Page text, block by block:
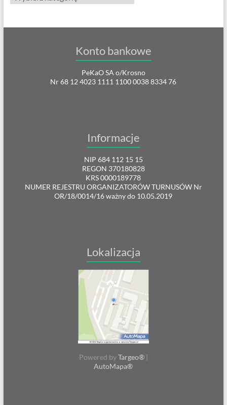
Konto bankowe
PeKaO SA o/Krosno
Nr 68 12 4023 1111 1100 0038 8334 76
Informacje
NIP 684 112 15 15
REGON 370180828
KRS 0000189778
NUMER REJESTRU ORGANIZATORÓW TURNUSÓW Nr
OR/18/0014/16 ważny do 10.05.2019
Lokalizacja
Powered byTargeo®|
AutoMapa®